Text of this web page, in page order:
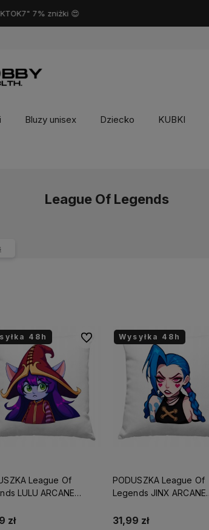
7% zniżki 😍
Bluzy unisex Dziecko KUBKI
League Of Legends
48h
League Of
LULU ARCANE
NICK
zł
Do ulubionychWysyłka 48h
PODUSZKA League Of
Legends JINX ARCANE
+ IMIĘ/NICK
31,99 zł